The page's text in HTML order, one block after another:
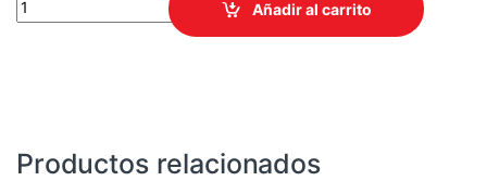
Añadir al carrito
Productos relacionados